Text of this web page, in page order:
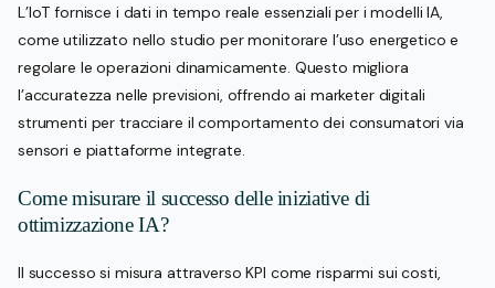
L’IoT fornisce i dati in tempo reale essenziali per i modelli IA,
come utilizzato nello studio per monitorare l’uso energetico e
regolare le operazioni dinamicamente. Questo migliora
l’accuratezza nelle previsioni, offrendo ai marketer digitali
strumenti per tracciare il comportamento dei consumatori via
sensori e piattaforme integrate.
Come misurare il successo delle iniziative di
ottimizzazione IA?
Il successo si misura attraverso KPI come risparmi sui costi,